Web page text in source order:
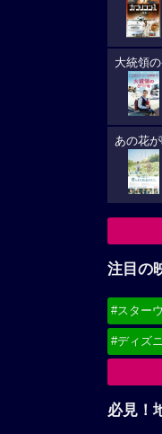
大統領
あの花
注目の
#スター
#ディズ
必見！